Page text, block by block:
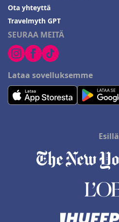
SEURAA MEITÄ
Lataa sovelluksemme
Ota yhteyttä
Travelmyth GPT
Esillä